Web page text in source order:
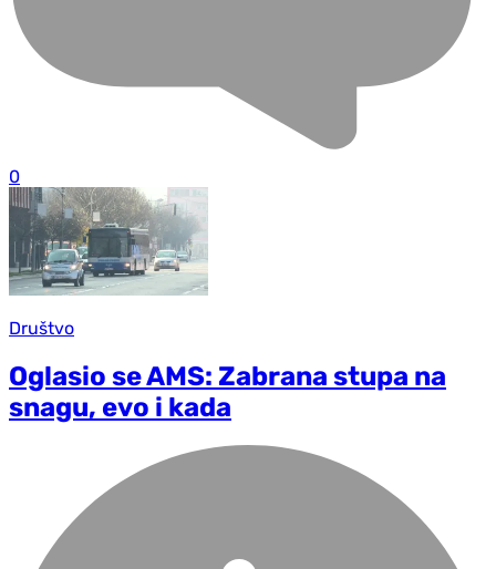
0
Društvo
Oglasio se AMS: Zabrana stupa na
snagu, evo i kada